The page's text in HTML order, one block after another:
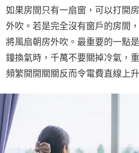
如果房間只有一扇窗，可以打開
外吹。若是完全沒有窗戶的房間
將風扇朝房外吹。最重要的一點
鐘換氣時，千萬不要關掉冷氣，
頻繁開開關關反而令電費直線上升